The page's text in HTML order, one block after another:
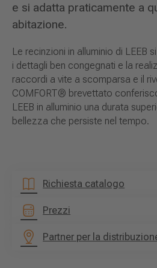
e si adatta praticamente a
abitazione.
Le recinzioni in alluminio di LEEB
i dettagli ben congegnati e la
raccordi a vite a scomparsa e il
COMFORT® brevettato
LEEB in alluminio una durata
bellezza che persiste nel tempo.
Richiesta catalogo
Prezzi
Partner per la